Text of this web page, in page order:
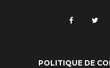
POLITIQUE DE